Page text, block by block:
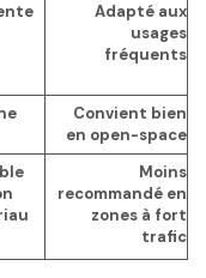
Adapté aux
usages
fréquents
Convient bien
en open-space
Moins
recommandé en
zones à fort
trafic